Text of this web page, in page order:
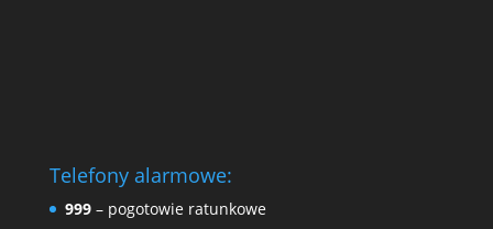
Telefony alarmowe:
999– pogotowie ratunkowe